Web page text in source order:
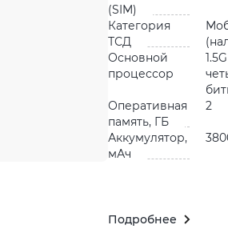
(SIM)
Категория
ТСД
Основной
процессор
Оперативная
память, ГБ
2
Аккумулятор,
мАч
Подробнее